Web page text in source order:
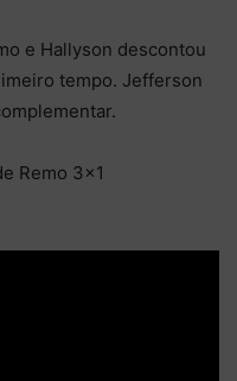
e Hallyson descontou
tempo. Jefferson
Remo 3×1